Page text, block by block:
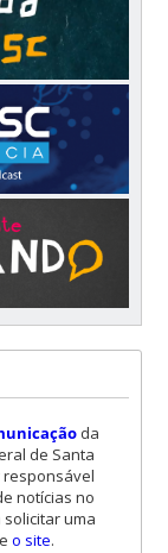
da
de Santa
responsável
notícias no
solicitar uma
o site.